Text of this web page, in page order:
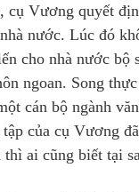
cụ Vương quyết
nước. Lúc đó
cho nhà nước bộ
ngoan. Song
cán bộ ngành
của cụ Vương
ai cũng biết tại